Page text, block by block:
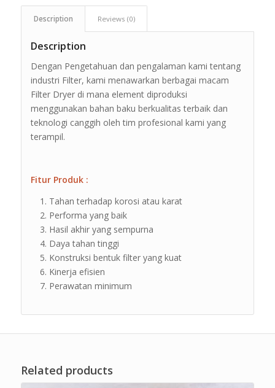
Description Reviews (0)
Description
Dengan Pengetahuan dan pengalaman kami tentang
industri Filter, kami menawarkan berbagai macam
Filter Dryer di mana element diproduksi
menggunakan bahan baku berkualitas terbaik dan
teknologi canggih oleh tim profesional kami yang
terampil.
Fitur Produk :
Tahan terhadap korosi atau karat
Performa yang baik
Hasil akhir yang sempurna
Daya tahan tinggi
Konstruksi bentuk filter yang kuat
Kinerja efisien
Perawatan minimum
Related products